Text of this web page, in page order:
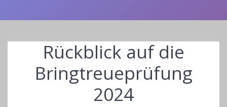
Rückblick auf die
Bringtreueprüfung
2024